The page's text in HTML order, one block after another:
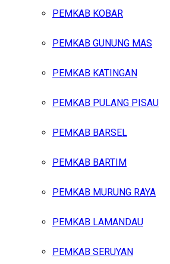
PEMKAB KOBAR
PEMKAB GUNUNG MAS
PEMKAB KATINGAN
PEMKAB PULANG PISAU
PEMKAB BARSEL
PEMKAB BARTIM
PEMKAB MURUNG RAYA
PEMKAB LAMANDAU
PEMKAB SERUYAN